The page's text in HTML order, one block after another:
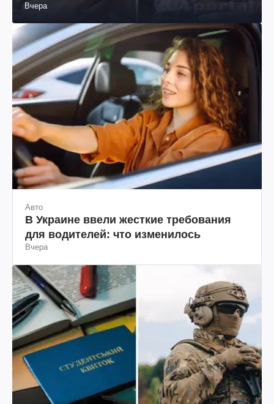
Вчера
Авто
В Украине ввели жесткие требования
для водителей: что изменилось
Вчера